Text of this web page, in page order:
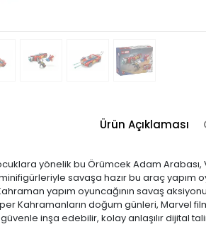
Ürün Açıklaması
yönelik bu Örümcek Adam
savaşa hazır bu araç yapım
yapım oyuncağının savaş
Kahramanların doğum günleri, Marvel
inşa edebilir, kolay anlaşılır dijital